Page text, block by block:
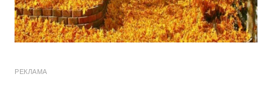
РЕКЛАМА